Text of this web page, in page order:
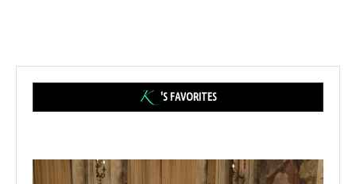
'S FAVORITES